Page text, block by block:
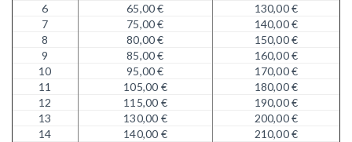
6
65,00 €
130,00 €
7
75,00 €
140,00 €
8
80,00 €
150,00 €
9
85,00 €
160,00 €
10
95,00 €
170,00 €
11
105,00 €
180,00 €
12
115,00 €
190,00 €
13
130,00 €
200,00 €
14
140,00 €
210,00 €